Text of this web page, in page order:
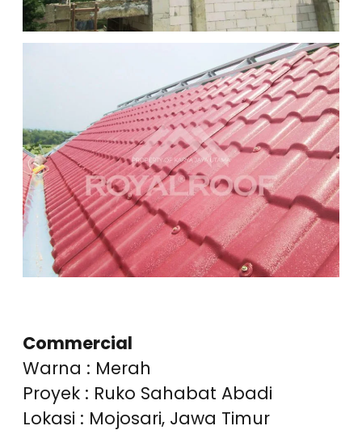
Commercial
Warna : Merah
Proyek : Ruko Sahabat Abadi
Lokasi : Mojosari, Jawa Timur